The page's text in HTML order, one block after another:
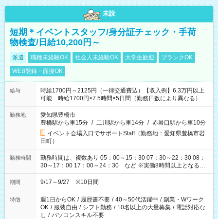
未読
短期＊イベントスタッフ/身分証チェック・手荷
物検査/日給10,200円～
派遣 職種未経験OK 社会人未経験OK 大学生歓迎
ブランクOK
WEB登録・面接OK
給与
時給1700円～2125円（一律交通費込）【収入例】6.3万円以上
可能 時給1700円×7.5時間×5日間（勤務日数により異なる）
勤務地
愛知県豊橋市
豊橋駅から車15分 / 二川駅から車14分 / 赤岩口駅から車10分
イベント会場入口でサポートStaff（勤務地：愛知県豊橋市岩
田町）
勤務時間
勤務時間は、複数あり 05：00～15：30 07：30～22：30 08：
30～17：00 17：00～24：30 など ※実働8時間以上となる勤
務もあります。 【休憩】60分+他休憩あり 交替で取得します。
安全面に配慮しこまめな休憩があります。
期間 9/17～9/27 ※10日間
特徴 週1日からOK / 履歴書不要 / 40～50代活躍中 / 副業・Wワーク
OK / 服装自由 / シフト勤務 / 10名以上の大量募集 / 電話対応な
し / パソコンスキル不要